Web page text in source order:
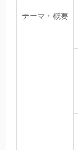
テーマ・概要